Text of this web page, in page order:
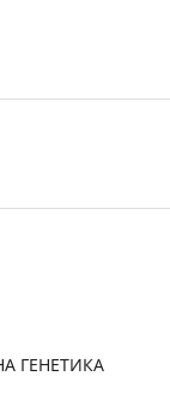
ГЕНЕТИКА